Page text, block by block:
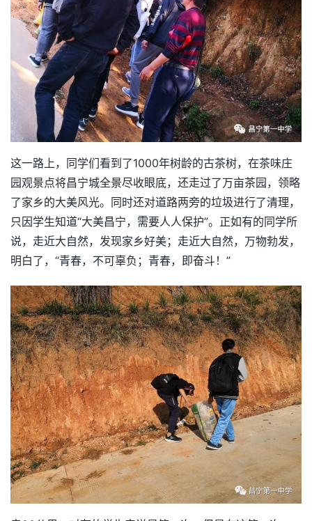
这一路上，同学们看到了1000年树龄的古茶树，在茶味庄
园观景点将昌宁城全景尽收眼底，还走过了万亩茶园，领略
了家乡的大美风光。同时还对道路两旁的垃圾进行了清理，
只因学生知道“大美昌宁，需要人人保护”。正如有的同学所
说，走近大自然，发现家乡好美；走近大自然，万物勃发，
明白了，“青春，不可辜负；青春，即奋斗！”